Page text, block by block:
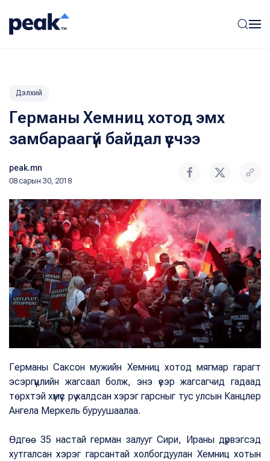
Дэлхий
Германы Хемниц хотод эмх
замбараагүй байдал үүсчээ
peak.mn
08 сарын 30, 2018
Германы Саксон мужийн Хемниц хотод мягмар гарагт
эсэргүүцлийн жагсаал болж, энэ үеэр жагсагчид гадаад
төрхтэй хүмүүс рүү халдсан хэрэг гарсныг тус улсын Канцлер
Ангела Меркель буруушаалаа.
Өдгөө 35 настай герман залууг Сири, Ираны дүрвэгсэд
хутгалсан хэрэг гарсантай холбогдуулан Хемниц хотын